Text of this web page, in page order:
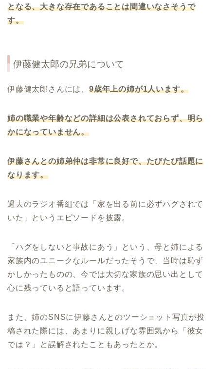
となる、大きな存在であることは間違いなさそうで
す。
伊藤健太郎の兄弟について
伊藤健太郎さんには、 9歳年上の姉が1人います。
姉の職業や年齢などの詳細は公表されておらず、明ら
かになっていません。
伊藤さんとの姉弟仲は非常に良好で、たびたび話題に
なります。
過去のラジオ番組では「家を出る前に必ずハグされて
いた」というエピソードを披露。
「ハグをしないと事故にあう」という、母と姉による
家族内のユニークなルールだったそうで、当時は恥ず
かしかったものの、今では大切な家族の思い出として
心に残っていると語っています。
また、姉のSNSに伊藤さんとのツーショット写真が投
稿された際には、あまりに親しげな雰囲気から「彼女
では？」と誤解されたこともあったとか。